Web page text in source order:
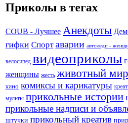
Приколы в тегах
COUB - Лучшее Анекдоты
гифки Спорт аварии автоледи -
велосипед видеоприколы
женщины жесть животный мир
кино комиксы и карикатуры
мульты прикольные истории
прикольные надписи и
штучки прикольный креатив